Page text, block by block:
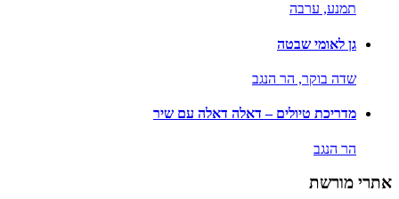
תמנע, ערבה
גן לאומי שבטה
שדה בוקר, הר הנגב
מדריכת טיולים – דאלה דאלה עם שיר
הר הנגב
אתרי מורשת